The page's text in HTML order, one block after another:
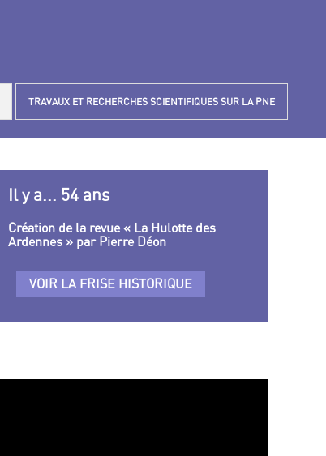
TRAVAUX ET RECHERCHES SCIENTIFIQUES SUR LA PNE
Il y a... 54 ans
Création de la revue « La Hulotte des
Ardennes » par Pierre Déon
VOIR LA FRISE HISTORIQUE